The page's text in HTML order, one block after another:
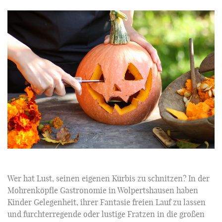
Wer hat Lust, seinen eigenen Kürbis zu schnitzen? In der
Mohrenköpfle Gastronomie in Wolpertshausen haben
Kinder Gelegenheit, ihrer Fantasie freien Lauf zu lassen
und furchterregende oder lustige Fratzen in die großen